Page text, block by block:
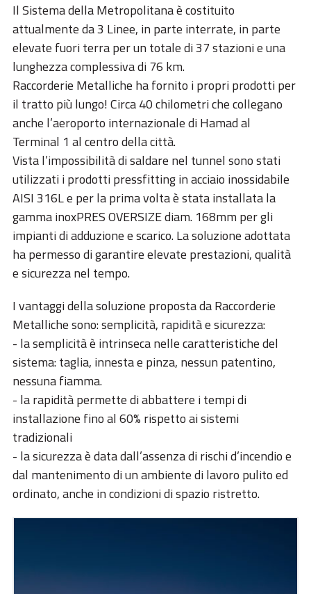
Il Sistema della Metropolitana è costituito
attualmente da 3 Linee, in parte interrate, in parte
elevate fuori terra per un totale di 37 stazioni e una
lunghezza complessiva di 76 km.
Raccorderie Metalliche ha fornito i propri prodotti per
il tratto più lungo! Circa 40 chilometri che collegano
anche l’aeroporto internazionale di Hamad al
Terminal 1 al centro della città.
Vista l’impossibilità di saldare nel tunnel sono stati
utilizzati i prodotti pressfitting in acciaio inossidabile
AISI 316L e per la prima volta è stata installata la
gamma inoxPRES OVERSIZE diam. 168mm per gli
impianti di adduzione e scarico. La soluzione adottata
ha permesso di garantire elevate prestazioni, qualità
e sicurezza nel tempo.
I vantaggi della soluzione proposta da Raccorderie
Metalliche sono: semplicità, rapidità e sicurezza:
- la semplicità è intrinseca nelle caratteristiche del
sistema: taglia, innesta e pinza, nessun patentino,
nessuna fiamma.
- la rapidità permette di abbattere i tempi di
installazione fino al 60% rispetto ai sistemi
tradizionali
- la sicurezza è data dall’assenza di rischi d’incendio e
dal mantenimento di un ambiente di lavoro pulito ed
ordinato, anche in condizioni di spazio ristretto.